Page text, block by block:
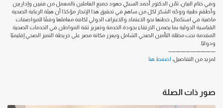
وفي ختام البيان، ثمّن الدكتور أحمد السبكي جهود جميع العاملين بالمعمل من فنيين وإداريين
وأطقم طبية ووجّه الشكر لكل من ساهم في تحقيق هذا الإنجاز مؤكدًا أن هيئة الرعاية الصحية
ماضية في استكمال خطتها نحو الاعتماد والاعتراف الدولي لكافة معاملها وفقًا للمواصفات
القياسية الدولية بما يضمن الارتقاء بجودة الخدمة وتعزيز ثقة المواطن في الخدمات الصحية
المقدمة تحت مظلة التأمين الصحي الشامل ويعزز مكانة مصر على خريطة التميز الصحي إقليميًا
ودوليًا.
—————————–
لمزيد من التفاصيل، اضغط هنا
صور ذات الصلة